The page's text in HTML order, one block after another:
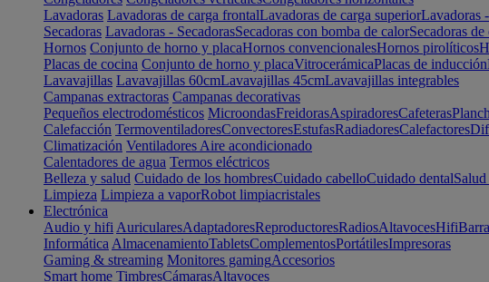
Lavadoras Lavadoras de carga frontalLavadoras de carga superiorLavadoras
Secadoras Lavadoras - SecadorasSecadoras con bomba de calorSecadoras
Hornos Conjunto de horno y placaHornos convencionalesHornos pirolíticos
Placas de cocina Conjunto de horno y placaVitrocerámicaPlacas de inducción
Lavavajillas Lavavajillas 60cmLavavajillas 45cmLavavajillas integrables
Campanas extractoras Campanas decorativas
Pequeños electrodomésticos MicroondasFreidorasAspiradoresCafeteras
Calefacción TermoventiladoresConvectoresEstufasRadiadoresCalefactores
Climatización Ventiladores Aire acondicionado
Calentadores de agua Termos eléctricos
Belleza y salud Cuidado de los hombresCuidado cabelloCuidado dental
Limpieza Limpieza a vaporRobot limpiacristales
Electrónica
Audio y hifi AuricularesAdaptadoresReproductoresRadiosAltavocesHifi
Informática AlmacenamientoTabletsComplementosPortátilesImpresoras
Gaming & streaming Monitores gamingAccesorios
Smart home TimbresCámarasAltavoces